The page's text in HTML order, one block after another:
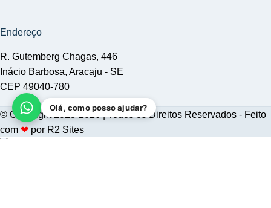
Endereço
R. Gutemberg Chagas, 446
Inácio Barbosa, Aracaju - SE
CEP 49040-780
© Copyright 2023-2026 | Todos os Direitos Reservados - Feito
com ❤ por R2 Sites
Olá, como posso ajudar?